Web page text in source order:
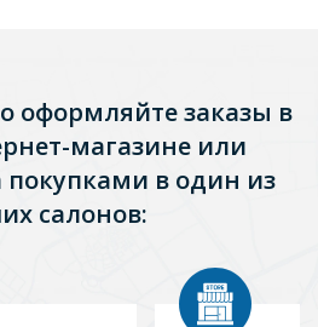
оформляйте заказы в
магазине или
покупками в один из
салонов: